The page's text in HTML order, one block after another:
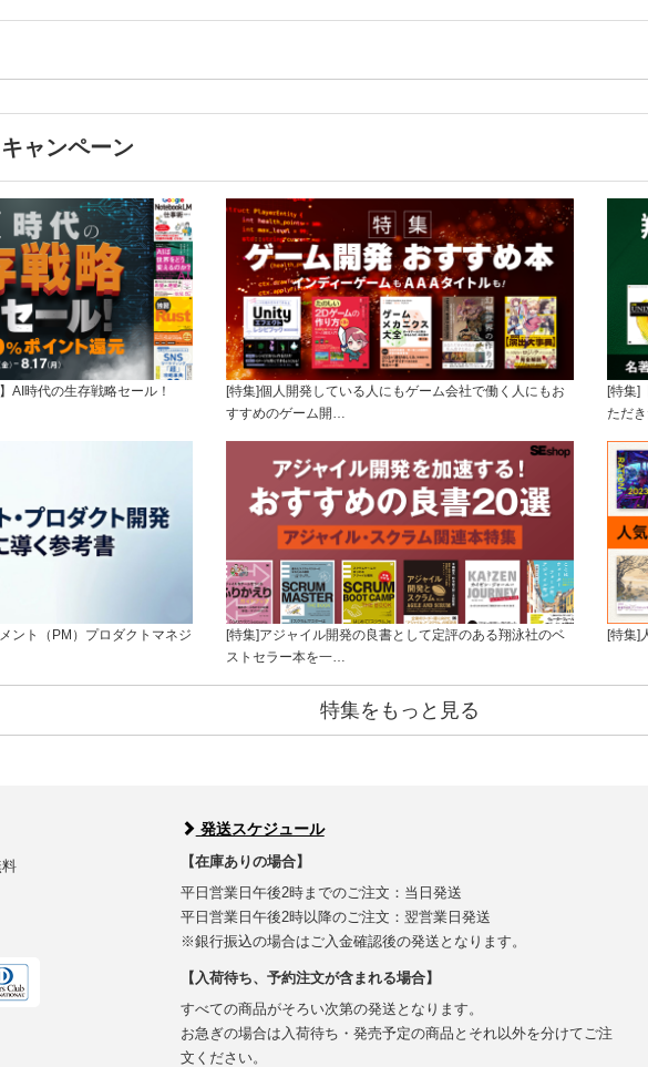
ャンペーン
AI時代の生存戦略セール！
[特集]個人開発している人にもゲーム会社で働く人にもお
すすめのゲーム開…
[特集]
ただ
ント（PM）プロダクトマネジ
[特集]アジャイル開発の良書として定評のある翔泳社のベ
ストセラー本を一…
[特集]
特集をもっと見る
発送スケジュール
【在庫ありの場合】
平日営業日午後2時までのご注文：当日発送
平日営業日午後2時以降のご注文：翌営業日発送
※銀行振込の場合はご入金確認後の発送となります。
【入荷待ち、予約注文が含まれる場合】
すべての商品がそろい次第の発送となります。
お急ぎの場合は入荷待ち・発売予定の商品とそれ以外を分けてご注
文ください。